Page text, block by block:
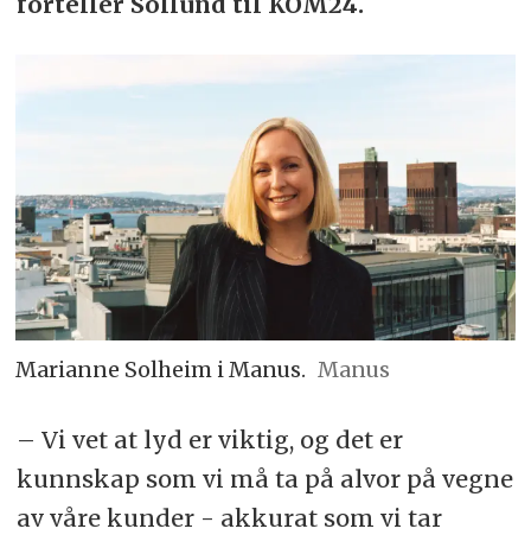
Marianne Solheim i Manus. Manus
– Vi vet at lyd er viktig, og det er
kunnskap som vi må ta på alvor på vegne
av våre kunder - akkurat som vi tar